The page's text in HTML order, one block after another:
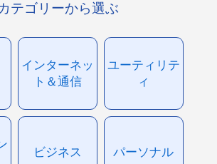
テゴリーから選ぶ
インターネッ
ト＆通信
ユーティリテ
ィ
ビジネス パーソナル